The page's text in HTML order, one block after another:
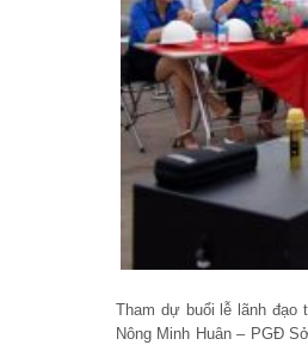
Tham dự buổi lễ lãnh đạo
Nông Minh Huân – PGĐ